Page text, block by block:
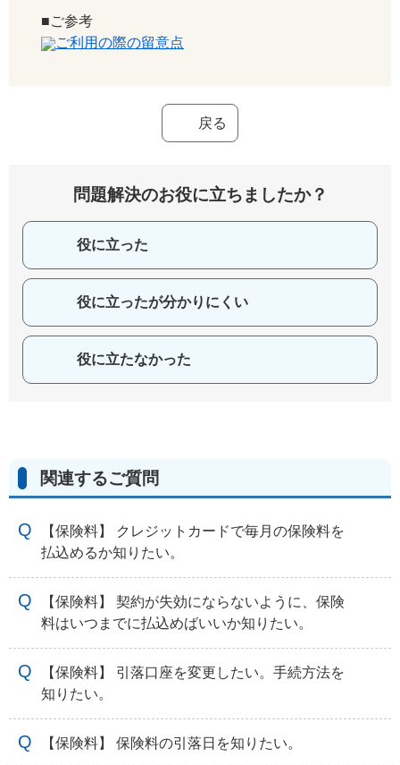
■ご参考
ご利用の際の留意点
戻る
問題解決のお役に立ちましたか？
役に立った
役に立ったが分かりにくい
役に立たなかった
関連するご質問
【保険料】 クレジットカードで毎月の保険料を
払込めるか知りたい。
【保険料】 契約が失効にならないように、保険
料はいつまでに払込めばいいか知りたい。
【保険料】 引落口座を変更したい。手続方法を
知りたい。
【保険料】 保険料の引落日を知りたい。